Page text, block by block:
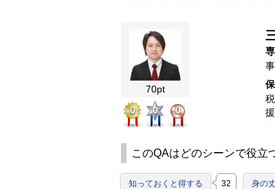
70pt
0
0 0
このQAはどのシーンで役立
知っておくと得する 32 身の